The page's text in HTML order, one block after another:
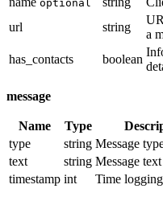
optional
url
string
a
has_contacts
boolean
message
Name Type
type
string Message
text
string Message text
timestamp int Time